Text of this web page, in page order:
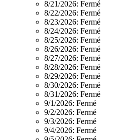
8/21/2026: Fermé
8/22/2026: Fermé
8/23/2026: Fermé
8/24/2026: Fermé
8/25/2026: Fermé
8/26/2026: Fermé
8/27/2026: Fermé
8/28/2026: Fermé
8/29/2026: Fermé
8/30/2026: Fermé
8/31/2026: Fermé
9/1/2026: Fermé
9/2/2026: Fermé
9/3/2026: Fermé
9/4/2026: Fermé